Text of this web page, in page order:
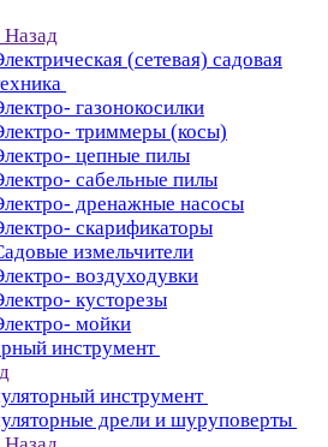
Назад
(сетевая) садовая
газонокосилки
триммеры (косы)
цепные пилы
сабельные пилы
дренажные насосы
скарификаторы
измельчители
воздуходувки
кусторезы
мойки
инструмент
инструмент
дрели и шуруповерты